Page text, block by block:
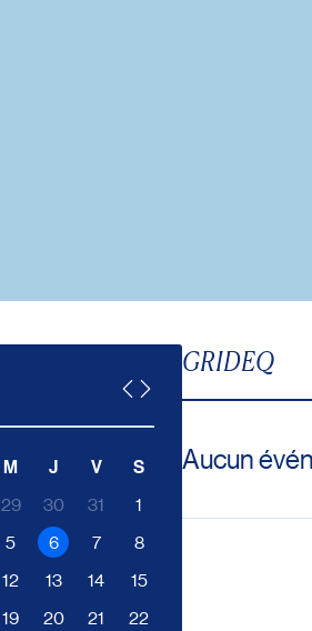
Interlignage du texte
M J V S
29 30 31
1
5 6 7
8
12 13 14
15
19 20 21
22
GRIDEQ
Aucun